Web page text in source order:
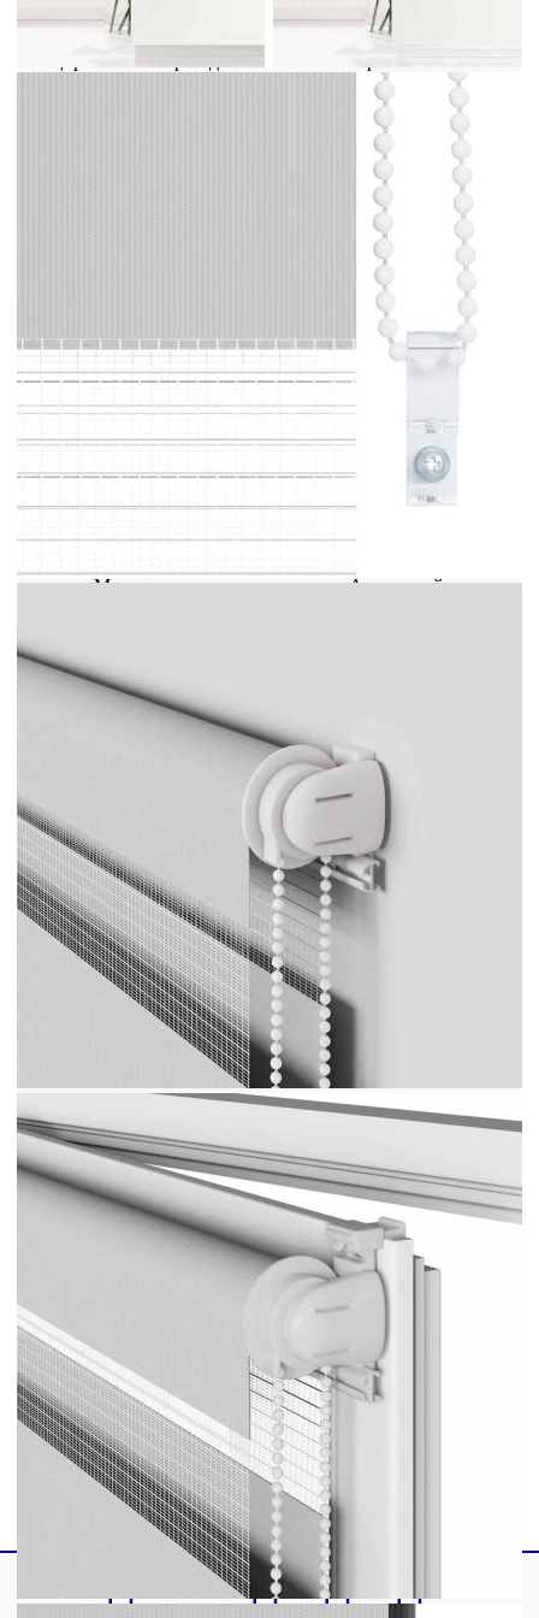
пристягане.Елегантен дизайн: Благодарение на
елегантния си и модерен дизайн, тази ролетна
щора тип "зебра" допълва с лекота различни
интериори на помещенията. Можете да го
използвате във всекидневната, спалнята, офиса
и т.н.Безопасност за деца и възможност за
регулиране: Ролетната щора е снабдена с
верижен съединител, който улеснява
регулирането на височината в зависимост от
вашите нужди, а също така има и щипка за
кабел, за да се повиши безопасността на децата.
Внимание:Дръжте кабелите на място,
недостъпно за малки деца. Връзките могат да се
увият около врата на детето. Добре е да се
знае:Преди да купите щори, започнете с
измерване на стъклото на прозореца. Само един
приятелски съвет: платът е малко по-тесен от
общата ширина, включително скобите.За да сте
сигурни, че новите ви щори осигуряват пълно
покритие, просто добавете 4,1 см към ширината
на прозоречното стъкло, когато изчислявате
какво да поръчате.
Цвят: Светлосив
Материал: 100% полиестер
Материал на горната релса: Алуминий
Обща ширина: 120 см
Широчина на плата: 115,9 см (допустимо
отклонение ± 4 mm)
С разлика: 4,1 см
Височина на непрозрачните ленти 7,5 см,
на прозрачните ленти 5 см
Диапазон на дебелината на рамката на
прозореца: 0,5-2,5 см
Два начина на сглобяване (с винтове или
без пробиване с помощта на скоби за
затягане)
Включени са монтажни аксесоари
С конектор за верига
Необходим е монтаж
ВНИМАНИЕ! Малките деца могат да бъдат
удушени от примки в дърпащи въжета, вериги,
ленти и вътрешния кабел, който управлява този
продукт. За да избегнете удушаване и оплитане,
дръжте кабелите далеч от обсега на малки деца.
Шнурите могат да се увият около врата на
детето. Преместете леглата, креватчетата и
мебелите далеч от въжетата за покриване на
прозорци. Не завързвайте кабелите заедно.
Уверете се, че кабелите не се усукват и
образуват примка. ВНИМАНИЕ! Децата може
да се задушат, ако това предпазно устройство не
е инсталирано. Винаги използвайте това
устройство, за да задържате шнуровете или
верижките на място, недостъпно за деца.